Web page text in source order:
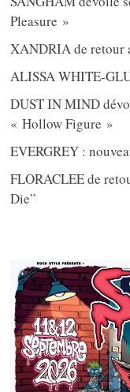
Pleasure »
XANDRIA de retour
ALISSA WHITE-
DUST IN MIND
« Hollow Figure »
EVERGREY :
FLORACLEE de
Die”